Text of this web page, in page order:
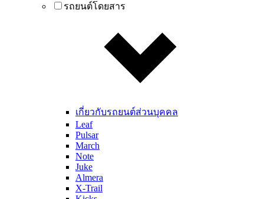
รถยนต์โดยสาร
เกี่ยวกับรถยนต์ส่วนบุคคล
Leaf
Pulsar
March
Note
Juke
Almera
X-Trail